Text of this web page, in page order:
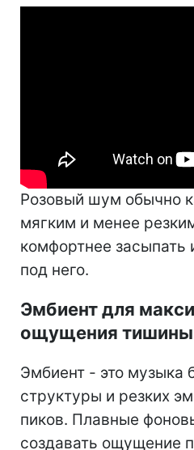
Розовый шум обычно
мягким и менее
комфортнее засыпать
под него.
Эмбиент для
ощущения тишины
Эмбиент - это музыка
структуры и резких
пиков. Плавные
создавать ощущение